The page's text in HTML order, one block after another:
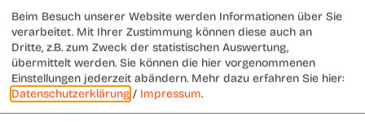
Geben Sie bitte einen Suchbegriff ein.
(Mindestens drei Zeichen)
Beim Besuch unserer Website werden Informationen über Sie
verarbeitet. Mit Ihrer Zustimmung können diese auch an
Dritte, z.B. zum Zweck der statistischen Auswertung,
übermittelt werden. Sie können die hier vorgenommenen
Einstellungen jederzeit abändern. Mehr dazu erfahren Sie hier:
Datenschutzerklärung / Impressum.